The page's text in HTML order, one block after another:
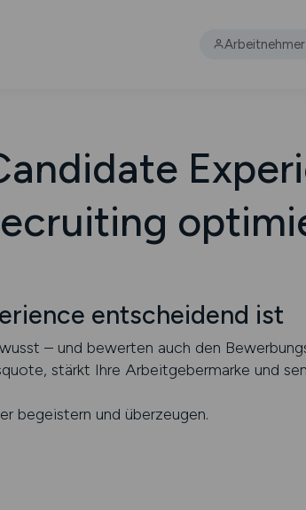
Arbeitnehmer
entscheidend ist
– und bewerten auch den
stärkt Ihre Arbeitgebermarke und
begeistern und überzeugen.